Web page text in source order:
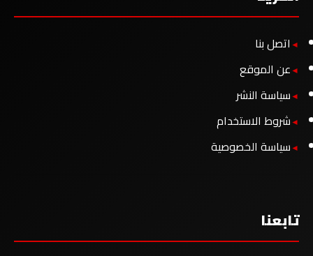
اتصل بنا
عن الموقع
سياسة النشر
شروط الاستخدام
سياسة الخصوصية
تابعنا